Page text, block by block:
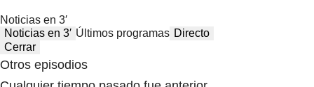
Noticias en 3′
Noticias en 3′ Últimos programas Directo
Cerrar
Otros episodios